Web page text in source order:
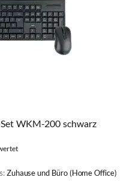
WKM-200 schwarz
Zuhause und Büro (Home Office)